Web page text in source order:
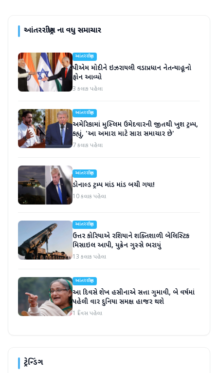
આંતરરાષ્ટ્રીયના વધુ સમાચાર
આંતરરાષ્ટ્રીય
પીએમ મોદીને ઇઝરાયલી વડાપ્રધાન નેતન્યાહૂનો
ફોન આવ્યો
3 કલાક પહેલા
આંતરરાષ્ટ્રીય
અમેરિકામાં મુસ્લિમ ઉમેદવારની જીતથી ખુશ ટ્રમ્પ,
કહ્યું, 'આ અમારા માટે સારા સમાચાર છે'
7 કલાક પહેલા
આંતરરાષ્ટ્રીય
ડોનાલ્ડ ટ્રમ્પ માંડ માંડ બચી ગયા!
10 કલાક પહેલા
આંતરરાષ્ટ્રીય
ઉત્તર કોરિયાએ રશિયાને શક્તિશાળી બેલિસ્ટિક
મિસાઇલ આપી, યુક્રેન ગુસ્સે ભરાયું
13 કલાક પહેલા
આંતરરાષ્ટ્રીય
આ દિવસે શેખ હસીનાએ સત્તા ગુમાવી, બે વર્ષમાં
પહેલી વાર દુનિયા સમક્ષ હાજર થશે
1 દિવસ પહેલા
ટ્રેન્ડિંગ